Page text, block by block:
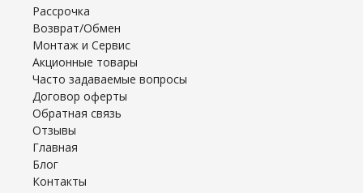
Рассрочка
Возврат/Обмен
Монтаж и Сервис
Акционные товары
Часто задаваемые вопросы
Договор оферты
Обратная связь
Отзывы
Главная
Блог
Контакты